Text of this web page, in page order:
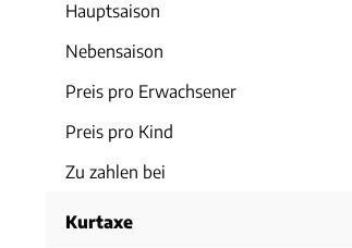
Hauptsaison
Nebensaison
Preis pro Erwachsener
Preis pro Kind
Zu zahlen bei
Kurtaxe